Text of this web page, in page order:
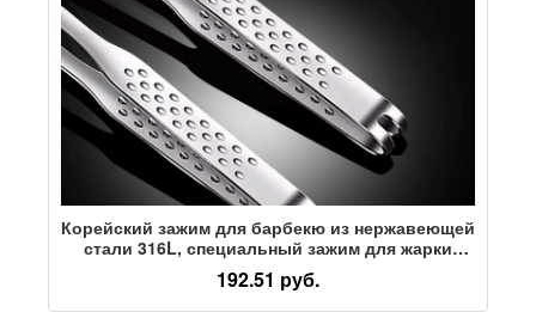
Корейский зажим для барбекю из нержавеющей
стали 316L, специальный зажим для жарки
стейка, кухонный фуршет для приготовления
пищи, удлиненный зажим
192.51 руб.